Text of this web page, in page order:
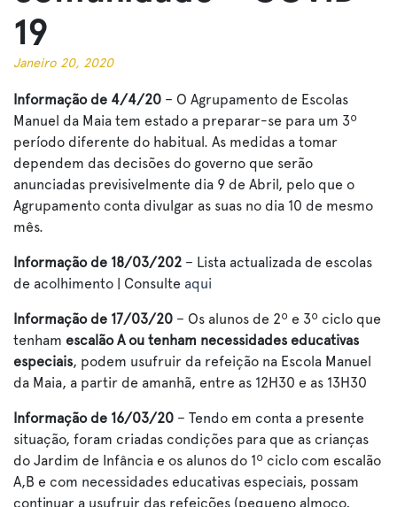
19
Janeiro 20, 2020
Informação de 4/4/20 – O Agrupamento de Escolas
Manuel da Maia tem estado a preparar-se para um 3º
período diferente do habitual. As medidas a tomar
dependem das decisões do governo que serão
anunciadas previsivelmente dia 9 de Abril, pelo que o
Agrupamento conta divulgar as suas no dia 10 de mesmo
mês.
Informação de 18/03/202 – Lista actualizada de escolas
de acolhimento | Consulte aqui
Informação de 17/03/20 – Os alunos de 2º e 3º ciclo que
tenham escalão A ou tenham necessidades educativas
especiais, podem usufruir da refeição na Escola Manuel
da Maia, a partir de amanhã, entre as 12H30 e as 13H30
Informação de 16/03/20 – Tendo em conta a presente
situação, foram criadas condições para que as crianças
do Jardim de Infância e os alunos do 1º ciclo com escalão
A,B e com necessidades educativas especiais, possam
continuar a usufruir das refeições (pequeno almoço,